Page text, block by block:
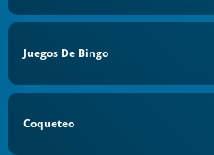
Juegos De Bingo
Coqueteo